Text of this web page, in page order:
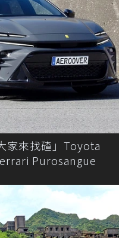
家來找碴」Toyota
Purosangue